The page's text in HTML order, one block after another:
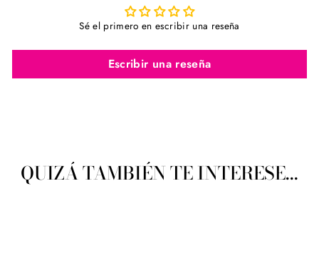
Sé el primero en escribir una reseña
Escribir una reseña
QUIZÁ TAMBIÉN TE INTERESE...